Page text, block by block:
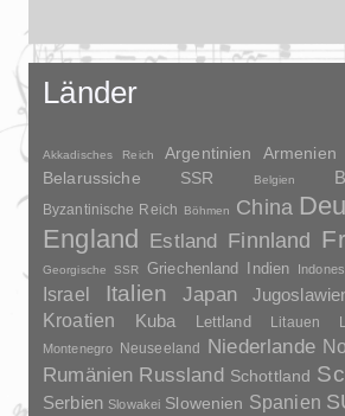
Länder
Akkadisches Reich Argentinien Armenien
Belarussiche SSR Belgien
Byzantinische Reich Böhmen China
England Estland Finnland
Georgische SSR
Griechenland Indien
Israel
Italien Japan
Kroatien Kuba Lettland Litauen
Montenegro Neuseeland Niederlande
Rumänien Russland Schottland
Serbien Slowakei Slowenien Spanien